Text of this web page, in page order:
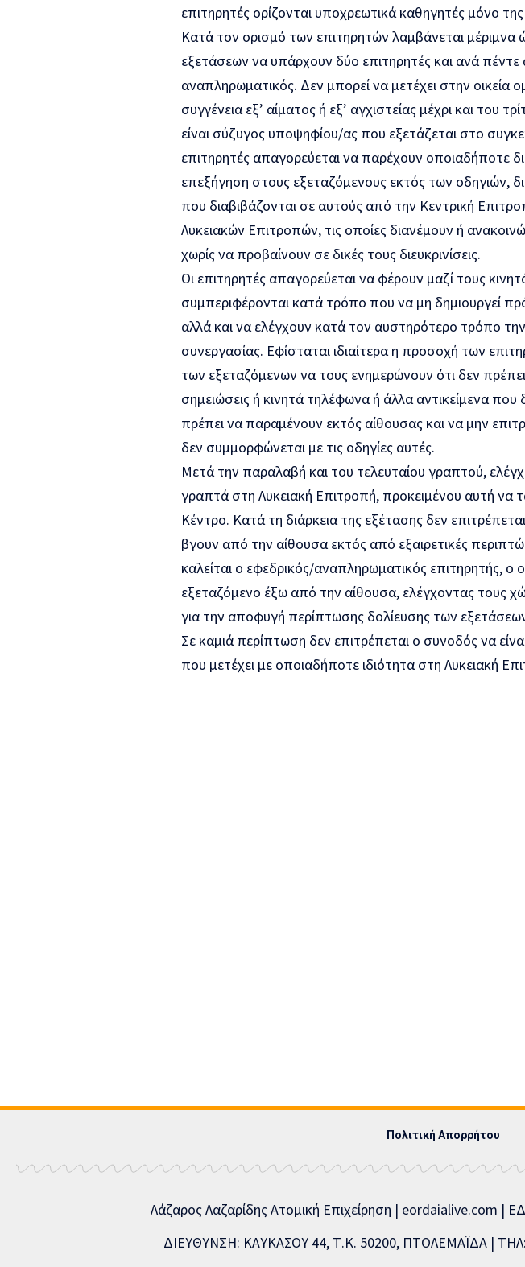
επιτηρητές ορίζονται υποχρεωτικά καθηγητές μόνο
Κατά τον ορισμό των επιτηρητών λαμβάνεται μέριμνα
εξετάσεων να υπάρχουν δύο επιτηρητές και ανά πέντε
αναπληρωματικός. Δεν μπορεί να μετέχει στην οικεία
συγγένεια εξ’ αίματος ή εξ’ αγχιστείας μέχρι και του
είναι σύζυγος υποψηφίου/ας που εξετάζεται στο
επιτηρητές απαγορεύεται να παρέχουν οποιαδήποτε
επεξήγηση στους εξεταζόμενους εκτός των οδηγιών,
που διαβιβάζονται σε αυτούς από την Κεντρική
Λυκειακών Επιτροπών, τις οποίες διανέμουν ή
χωρίς να προβαίνουν σε δικές τους διευκρινίσεις.
Οι επιτηρητές απαγορεύεται να φέρουν μαζί τους
συμπεριφέρονται κατά τρόπο που να μη δημιουργεί
αλλά και να ελέγχουν κατά τον αυστηρότερο τρόπο
συνεργασίας. Εφίσταται ιδιαίτερα η προσοχή των
των εξεταζόμενων να τους ενημερώνουν ότι δεν
σημειώσεις ή κινητά τηλέφωνα ή άλλα αντικείμενα που
πρέπει να παραμένουν εκτός αίθουσας και να μην
δεν συμμορφώνεται με τις οδηγίες αυτές.
Μετά την παραλαβή και του τελευταίου γραπτού,
γραπτά στη Λυκειακή Επιτροπή, προκειμένου αυτή να
Κέντρο. Κατά τη διάρκεια της εξέτασης δεν
βγουν από την αίθουσα εκτός από εξαιρετικές
καλείται ο εφεδρικός/αναπληρωματικός επιτηρητής, ο
εξεταζόμενο έξω από την αίθουσα, ελέγχοντας τους
για την αποφυγή περίπτωσης δολίευσης των
Σε καμιά περίπτωση δεν επιτρέπεται ο συνοδός να
που μετέχει με οποιαδήποτε ιδιότητα στη Λυκειακή
Πολιτική Απορρήτου
Λάζαρος Λαζαρίδης Ατομική Επιχείρηση |
ΔΙΕΥΘΥΝΣΗ: ΚΑΥΚΑΣΟΥ 44, Τ.Κ. 50200, ΠΤΟΛΕΜΑΪΔΑ |